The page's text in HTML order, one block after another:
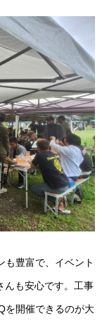
も豊富で、イベント
んも安心です。工事
を開催できるのが大